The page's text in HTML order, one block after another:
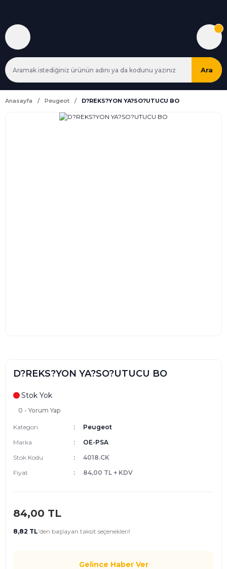
Ara
Anasayfa Peugeot D?REKS?YON YA?SO?UTUCU BO
D?REKS?YON YA?SO?UTUCU BO
Stok Yok
0 - Yorum Yap
Kategori
Peugeot
Marka
OE-PSA
Stok Kodu
4018.CK
Fiyat
84,00 TL + KDV
84,00 TL
8,82 TL'den başlayan taksit seçenekleri!
Gelince Haber Ver